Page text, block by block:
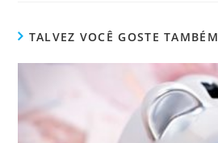
TALVEZ VOCÊ GOSTE TAMBÉM